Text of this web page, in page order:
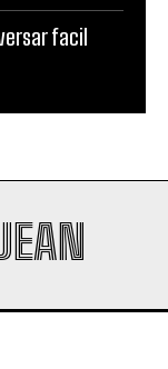
facil